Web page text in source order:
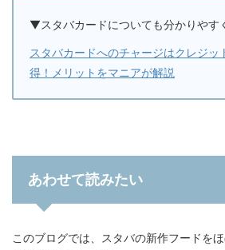
▼スタバカードについても分かりやす
スタバカードへのチャージはクレジッ
得！メリットをマニアが解説
あわせて読みたい
このブログでは、スタバの新作フードを